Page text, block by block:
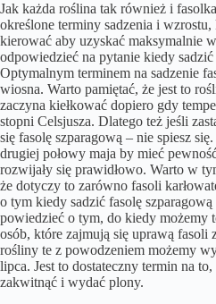
Jak każda roślina tak również i
określone terminy sadzenia i
kierować aby uzyskać maksymalnie
odpowiedzieć na pytanie kiedy sadzić
Optymalnym terminem na sadzenie
wiosna. Warto pamiętać, że jest to
zaczyna kiełkować dopiero gdy
stopni Celsjusza. Dlatego też jeśli
się fasolę szparagową – nie spiesz
drugiej połowy maja by mieć
rozwijały się prawidłowo. Warto w
że dotyczy to zarówno fasoli
o tym kiedy sadzić fasolę
powiedzieć o tym, do kiedy możemy
osób, które zajmują się uprawą fasoli
rośliny te z powodzeniem możemy
lipca. Jest to dostateczny termin na to,
zakwitnąć i wydać plony.